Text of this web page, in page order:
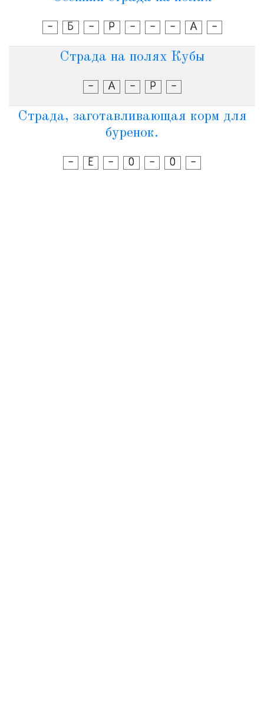
- Б - Р - - - А -
Страда на полях Кубы
- А - Р -
Страда, заготавливающая корм для
буренок.
- Е - О - О -